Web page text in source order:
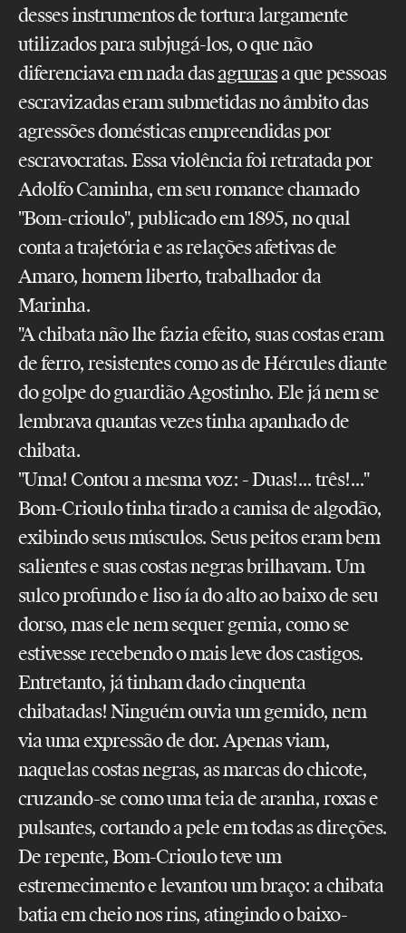
desses instrumentos de tortura largamente
utilizados para subjugá-los, o que não
diferenciava em nada dasagrurasa que pessoas
escravizadas eram submetidas no âmbito das
agressões domésticas empreendidas por
escravocratas. Essa violência foi retratada por
Adolfo Caminha, em seu romance chamado
"Bom-crioulo", publicado em 1895, no qual
conta a trajetória e as relações afetivas de
Amaro, homem liberto, trabalhador da
Marinha.
"A chibata não lhe fazia efeito, suas costas eram
de ferro, resistentes como as de Hércules diante
do golpe do guardião Agostinho. Ele já nem se
lembrava quantas vezes tinha apanhado de
chibata.
"Uma! Contou a mesma voz: - Duas!... três!..."
Bom-Crioulo tinha tirado a camisa de algodão,
exibindo seus músculos. Seus peitos eram bem
salientes e suas costas negras brilhavam. Um
sulco profundo e liso ía do alto ao baixo de seu
dorso, mas ele nem sequer gemia, como se
estivesse recebendo o mais leve dos castigos.
Entretanto, já tinham dado cinquenta
chibatadas! Ninguém ouvia um gemido, nem
via uma expressão de dor. Apenas viam,
naquelas costas negras, as marcas do chicote,
cruzando-se como uma teia de aranha, roxas e
pulsantes, cortando a pele em todas as direções.
De repente, Bom-Crioulo teve um
estremecimento e levantou um braço: a chibata
batia em cheio nos rins, atingindo o baixo-